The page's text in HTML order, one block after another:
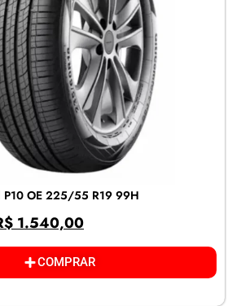
P10 OE 225/55 R19 99H
1.540,00
COMPRAR